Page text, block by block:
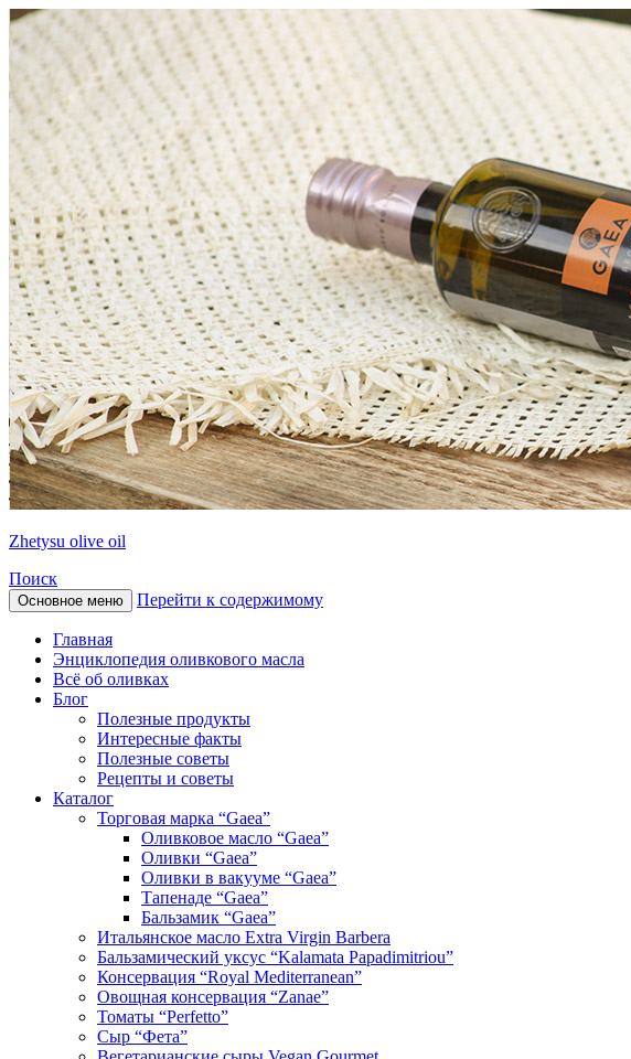
Zhetysu olive oil
Поиск
Основное меню Перейти к содержимому
Главная
Энциклопедия оливкового масла
Всё об оливках
Блог
Полезные продукты
Интересные факты
Полезные советы
Рецепты и советы
Каталог
Торговая марка “Gaea”
Оливковое масло “Gaea”
Оливки “Gaea”
Оливки в вакууме “Gaea”
Тапенаде “Gaea”
Бальзамик “Gaea”
Итальянское масло Extra Virgin Barbera
Бальзамический уксус “Kalamata Papadimitriou”
Консервация “Royal Mediterranean”
Овощная консервация “Zanae”
Томаты “Perfetto”
Сыр “Фета”